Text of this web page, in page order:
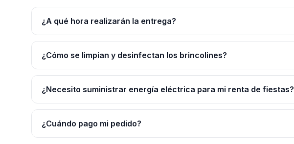
¿A qué hora realizarán la entrega?
¿Cómo se limpian y desinfectan los brincolines?
¿Necesito suministrar energía eléctrica para mi renta de fiestas?
¿Cuándo pago mi pedido?